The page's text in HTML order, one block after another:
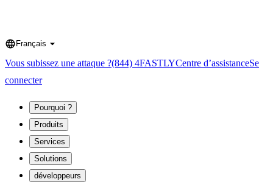
Language
Français
Vous subissez une attaque ?(844) 4FASTLYCentre d’assistanceSe
connecter
Pourquoi ?
Produits
Services
Solutions
développeurs